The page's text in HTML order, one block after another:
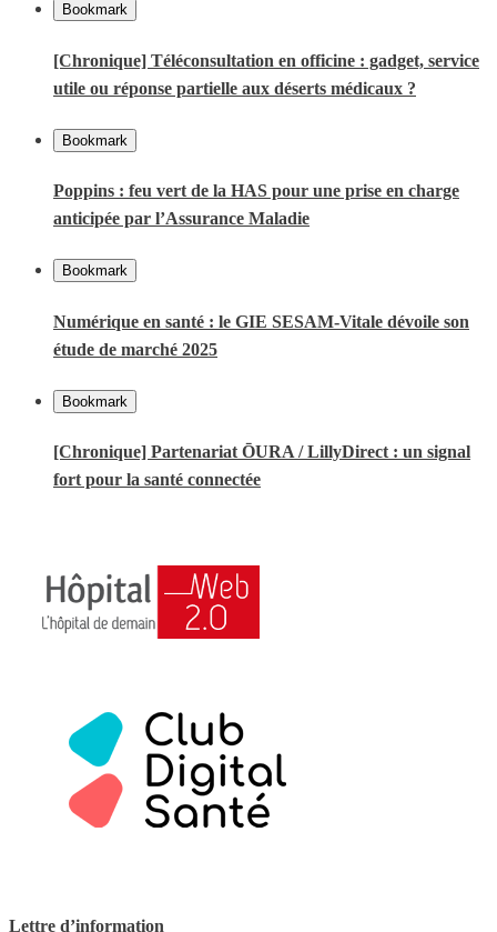
Bookmark
[Chronique] Téléconsultation en officine : gadget, service
utile ou réponse partielle aux déserts médicaux ?
Bookmark
Poppins : feu vert de la HAS pour une prise en charge
anticipée par l’Assurance Maladie
Bookmark
Numérique en santé : le GIE SESAM-Vitale dévoile son
étude de marché 2025
Bookmark
[Chronique] Partenariat ŌURA / LillyDirect : un signal
fort pour la santé connectée
Lettre d’information